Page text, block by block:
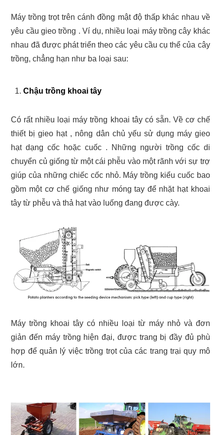
Máy trồng trọt trên cánh đồng mật độ thấp khác nhau về
yêu cầu gieo trồng . Ví dụ, nhiều loại máy trồng cây khác
nhau đã được phát triển theo các yêu cầu cụ thể của cây
trồng, chẳng hạn như ba loại sau:
Chậu trồng khoai tây
Có rất nhiều loại máy trồng khoai tây có sẵn. Về cơ chế
thiết bị gieo hạt , nông dân chủ yếu sử dụng máy gieo
hạt dạng cốc hoặc cuốc . Những người trồng cốc di
chuyển củ giống từ một cái phễu vào một rãnh với sự trợ
giúp của những chiếc cốc nhỏ. Máy trồng kiểu cuốc bao
gồm một cơ chế giống như móng tay để nhặt hạt khoai
tây từ phễu và thả hạt vào luống đang được cày.
Máy trồng khoai tây có nhiều loại từ máy nhỏ và đơn
giản đến máy trồng hiện đại, được trang bị đầy đủ phù
hợp để quản lý việc trồng trọt của các trang trại quy mô
lớn.